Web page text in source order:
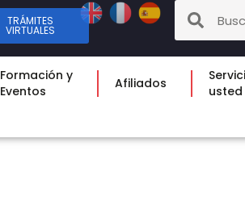
TRÁMITES
VIRTUALES
Formación y
Eventos
Afiliados
usted